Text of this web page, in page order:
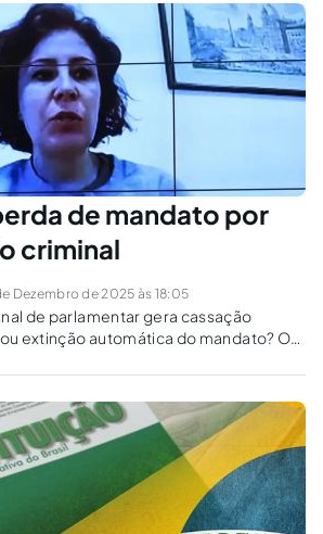
de mandato por
criminal
Dezembro de 2025 às 18:05
de parlamentar gera cassação
extinção automática do mandato? O
com efeitos diretos sobre a